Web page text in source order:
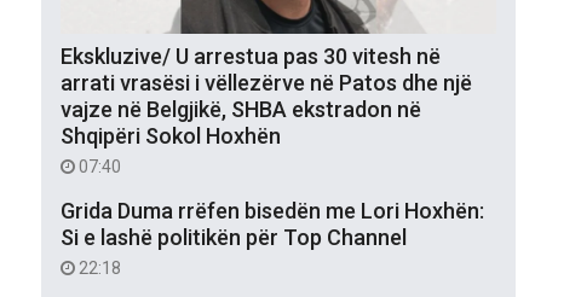
Ekskluzive/ U arrestua pas 30 vitesh në
arrati vrasësi i vëllezërve në Patos dhe një
vajze në Belgjikë, SHBA ekstradon në
Shqipëri Sokol Hoxhën
07:40
Grida Duma rrëfen bisedën me Lori Hoxhën:
Si e lashë politikën për Top Channel
22:18